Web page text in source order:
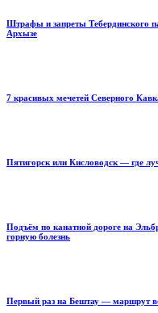
Штрафы и запреты Тебердинского
Архызе
7 красивых мечетей Северного
Пятигорск или Кисловодск — где
Подъём по канатной дороге на
горную болезнь
Первый раз на Бештау — маршрут